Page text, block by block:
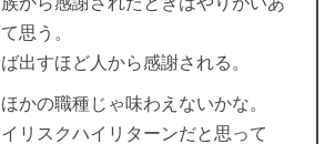
思う。
出すほど人から感謝される。
かの職種じゃ味わえないかな。
リスクハイリターンだと思って